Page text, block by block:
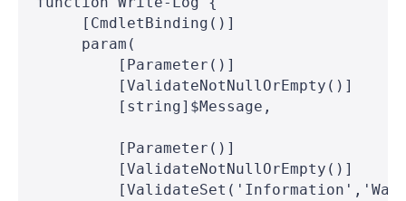
[CmdletBinding()]
param(
[Parameter()]
[ValidateNotNullOrEmpty()]
[string]$Message,
[Parameter()]
[ValidateNotNullOrEmpty()]